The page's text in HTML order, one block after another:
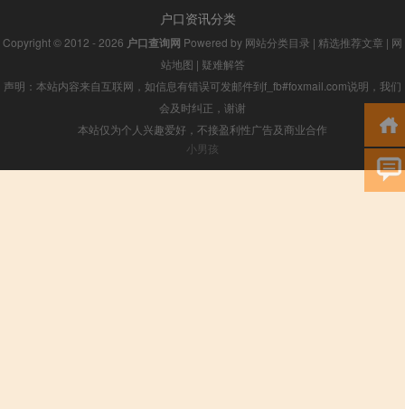
户口资讯分类
Copyright © 2012 - 2026 户口查询网 Powered by 网站分类目录 | 精选推荐文章 | 网
站地图 | 疑难解答
声明：本站内容来自互联网，如信息有错误可发邮件到f_fb#foxmail.com说明，我们
会及时纠正，谢谢
本站仅为个人兴趣爱好，不接盈利性广告及商业合作
小男孩